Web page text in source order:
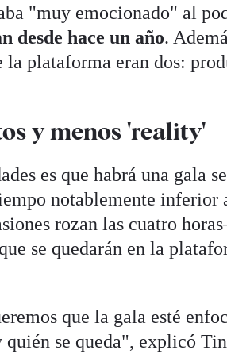
"muy emocionado" al
desde hace un año.
la plataforma eran dos:
y menos 'reality'
es que habrá una gala
notablemente inferior
rozan las cuatro
se quedarán en la
que la gala esté
se queda", explicó